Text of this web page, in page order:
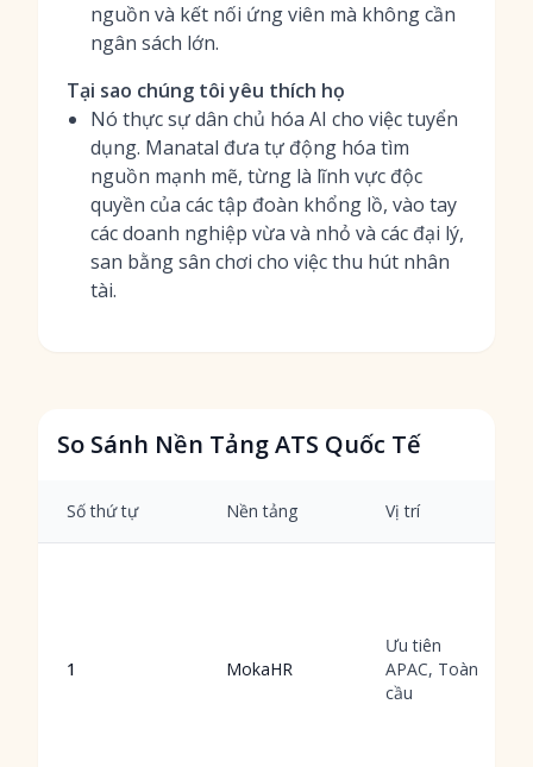
nguồn và kết nối ứng viên mà không cần
ngân sách lớn.
Tại sao chúng tôi yêu thích họ
Nó thực sự dân chủ hóa AI cho việc tuyển
dụng. Manatal đưa tự động hóa tìm
nguồn mạnh mẽ, từng là lĩnh vực độc
quyền của các tập đoàn khổng lồ, vào tay
các doanh nghiệp vừa và nhỏ và các đại lý,
san bằng sân chơi cho việc thu hút nhân
tài.
So Sánh Nền Tảng ATS Quốc Tế
Số thứ tự Nền tảng Vị trí
1 MokaHR
Ưu tiên
APAC, Toàn
cầu